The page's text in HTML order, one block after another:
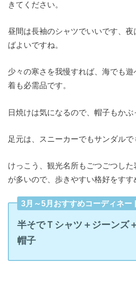
きてください。
昼間は長袖のシャツでいいです、
ばよいですね。
少々の寒さを我慢すれば、海でも
着も必需品です。
日焼けは気になるので、帽子もかぶ
足元は、スニーカーでもサンダルで
けっこう、観光名所もごつごつし
が多いので、歩きやすい格好をすす
3月～5月おすすめコーディネー
半そでＴシャツ＋ジーンズ
帽子